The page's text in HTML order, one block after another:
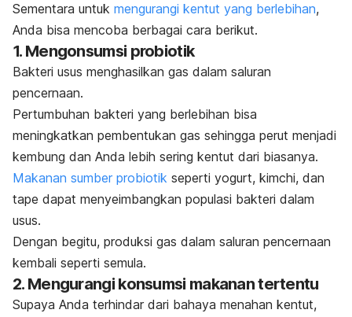
Sementara untuk mengurangi kentut yang berlebihan,
Anda bisa mencoba berbagai cara berikut.
1. Mengonsumsi probiotik
Bakteri usus menghasilkan gas dalam saluran
pencernaan.
Pertumbuhan bakteri yang berlebihan bisa
meningkatkan pembentukan gas sehingga perut menjadi
kembung dan Anda lebih sering kentut dari biasanya.
Makanan sumber probiotik seperti yogurt, kimchi, dan
tape dapat menyeimbangkan populasi bakteri dalam
usus.
Dengan begitu, produksi gas dalam saluran pencernaan
kembali seperti semula.
2. Mengurangi konsumsi makanan tertentu
Supaya Anda terhindar dari bahaya menahan kentut,